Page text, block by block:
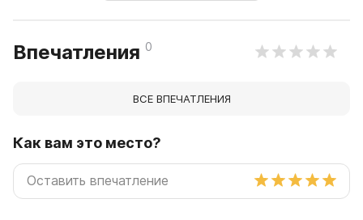
Впечатления 0
ВСЕ ВПЕЧАТЛЕНИЯ
Как вам это место?